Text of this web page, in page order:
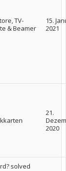
TV-
& Beamer
15.
2021
21.
2020
solved